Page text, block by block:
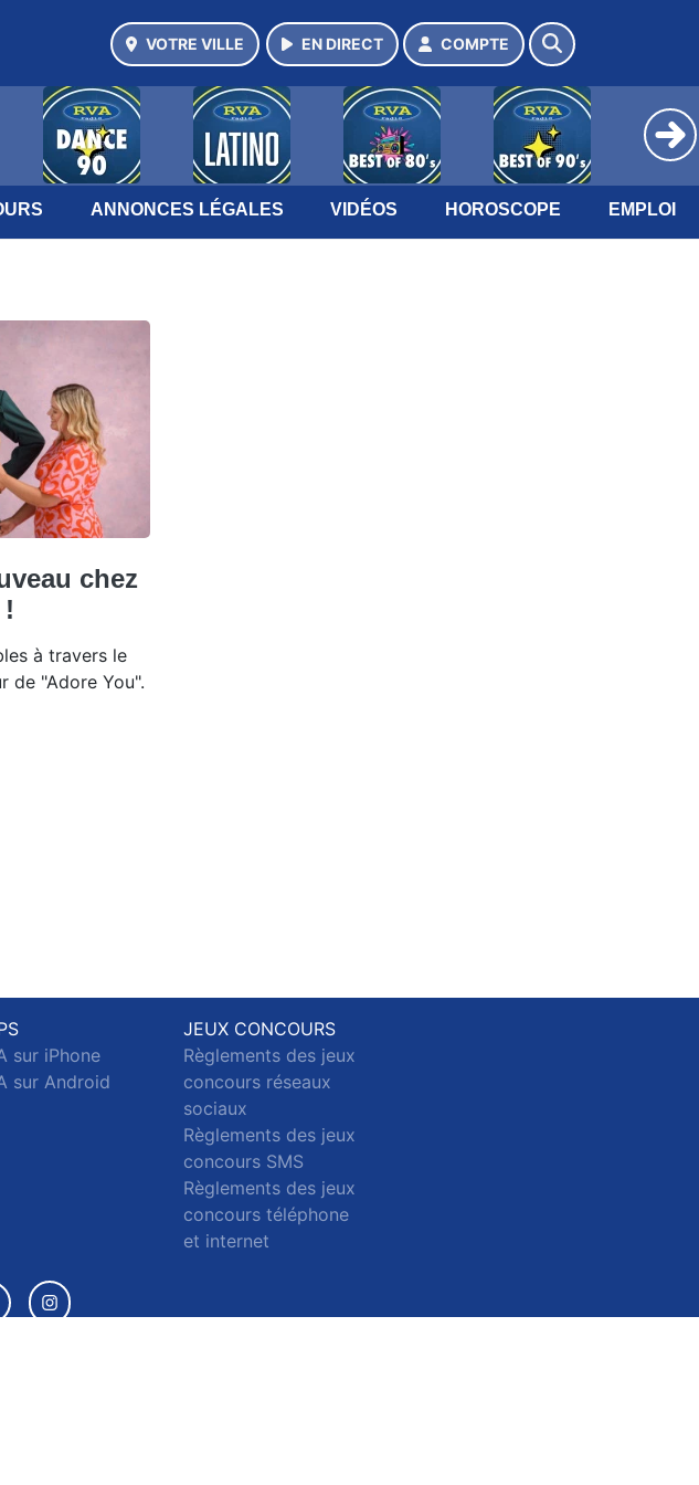
VOTRE VILLE EN DIRECT COMPTE
ANNONCES LÉGALES VIDÉOS HOROSCOPE EMPLOI
chez
à travers le
de "Adore You".
sur iPhone
sur Android
JEUX CONCOURS
Règlements des jeux
concours réseaux
sociaux
Règlements des jeux
concours SMS
Règlements des jeux
concours téléphone
et internet